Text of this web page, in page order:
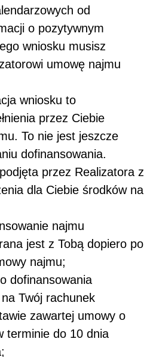
od
o pozytywnym
wniosku musisz
umowę najmu
wniosku to
przez Ciebie
To nie jest jeszcze
dofinansowania.
przez Realizatora z
dla Ciebie środków na
najmu
jest z Tobą dopiero po
najmu;
dofinansowania
Twój rachunek
zawartej umowy o
terminie do 10 dnia